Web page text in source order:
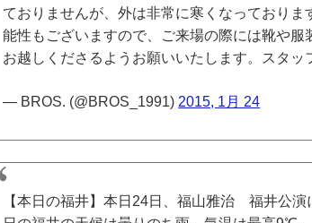
ておりませんが、外は非常に寒くなっておりま
能性もございますので、ご来場の際には靴や服
お越しくださるようお願いいたします。スタッ
— BROS. (@BROS_1991) 2015, 1月 24
【本日の福井】本日24日、福山雅治 福井公演